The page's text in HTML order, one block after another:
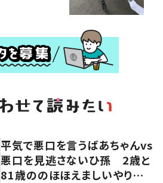
平気で悪口を言うばあちゃんvs
悪口を見逃さないひ孫 2歳と
81歳ののほほえましいやり取り